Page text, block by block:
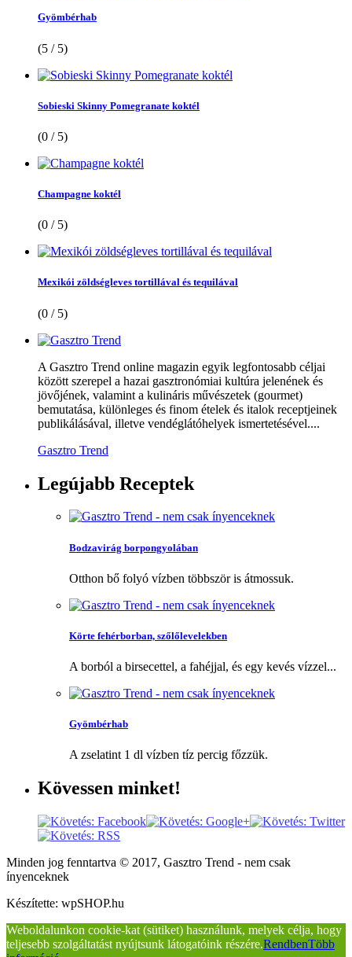
Gyömbérhab
(5 / 5)
Sobieski Skinny Pomegranate koktél
(0 / 5)
Champagne koktél
(0 / 5)
Mexikói zöldségleves tortillával és tequilával
(0 / 5)
A Gasztro Trend online magazin egyik legfontosabb céljai
között szerepel a hazai gasztronómiai kultúra jelenének és
jövőjének, valamint a kulináris művészetek (gourmet)
bemutatása, különleges és finom ételek és italok receptjeinek
publikálásával, illetve vendéglátóhelyek ismertetésével....
Gasztro Trend
Legújabb Receptek
Bodzavirág borpongyolában
Otthon bő folyó vízben többször is átmossuk.
Körte fehérborban, szőlőlevelekben
A borból a birsecettel, a fahéjjal, és egy kevés vízzel...
Gyömbérhab
A zselatint 1 dl vízben tíz percig főzzük.
Kövessen minket!
Minden jog fenntartva © 2017, Gasztro Trend - nem csak
ínyenceknek
Készítette: wpSHOP.hu
Weboldalunkon cookie-kat (sütiket) használunk, melyek célja, hogy
teljesebb szolgáltatást nyújtsunk látogatóink részére.RendbenTöbb